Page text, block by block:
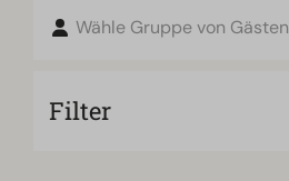
Wähle Gruppe von Gästen
Filter